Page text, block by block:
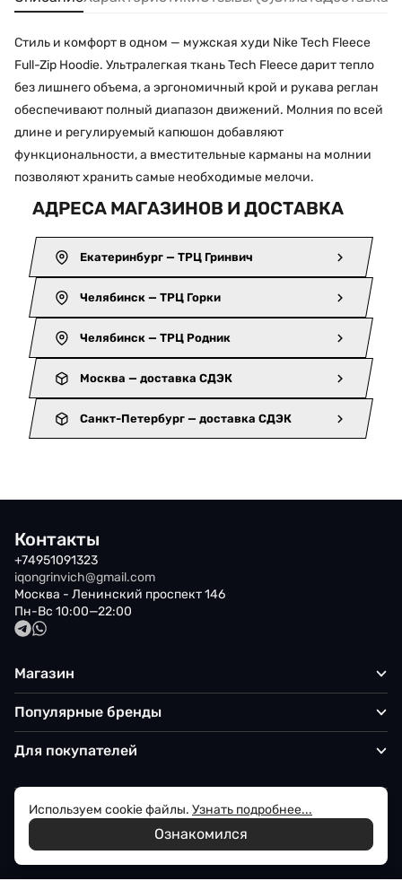
Стиль и комфорт в одном — мужская худи Nike Tech Fleece
Full-Zip Hoodie. Ультралегкая ткань Tech Fleece дарит тепло
без лишнего объема, а эргономичный крой и рукава реглан
обеспечивают полный диапазон движений. Молния по всей
длине и регулируемый капюшон добавляют
функциональности, а вместительные карманы на молнии
позволяют хранить самые необходимые мелочи.
АДРЕСА МАГАЗИНОВ И ДОСТАВКА
Екатеринбург — ТРЦ Гринвич
Челябинск — ТРЦ Горки
Челябинск — ТРЦ Родник
Москва — доставка СДЭК
Санкт-Петербург — доставка СДЭК
Контакты
+74951091323
iqongrinvich@gmail.com
Москва - Ленинский проспект 146
Пн-Вс 10:00—22:00
Магазин
Популярные бренды
Для покупателей
© 2026 Iqon - Магазин вашего стиля
Политика обработки персональных данных
Используем cookie файлы. Узнать подробнее...
Ознакомился